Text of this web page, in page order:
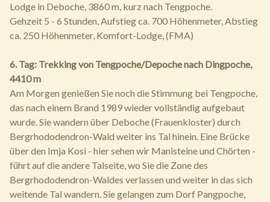
Lodge in Deboche, 3860 m, kurz nach Tengpoche.
Gehzeit 5 - 6 Stunden, Aufstieg ca. 700 Höhenmeter, Abstieg
ca. 250 Höhenmeter, Komfort-Lodge, (FMA)
6. Tag: Trekking von Tengpoche/Depoche nach Dingpoche,
4410 m
Am Morgen genießen Sie noch die Stimmung bei Tengpoche,
das nach einem Brand 1989 wieder vollständig aufgebaut
wurde. Sie wandern über Deboche (Frauenkloster) durch
Bergrhododendron-Wald weiter ins Tal hinein. Eine Brücke
über den Imja Kosi - hier sehen wir Manisteine und Chörten -
führt auf die andere Talseite, wo Sie die Zone des
Bergrhododendron-Waldes verlassen und weiter in das sich
weitende Tal wandern. Sie gelangen zum Dorf Pangpoche,